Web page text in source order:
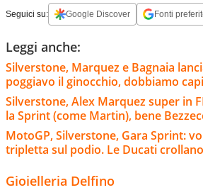
Seguici su: Google Discover Fonti
Leggi anche:
Silverstone, Marquez e Bagnaia
poggiavo il ginocchio, dobbiamo
Silverstone, Alex Marquez super in
la Sprint (come Martin), bene
MotoGP, Silverstone, Gara Sprint:
tripletta sul podio. Le Ducati crollano
Gioielleria Delfino